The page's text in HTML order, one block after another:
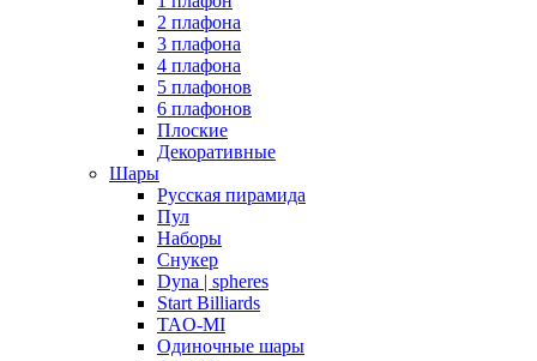
2 плафона
3 плафона
4 плафона
5 плафонов
6 плафонов
Плоские
Декоративные
Шары
Русская пирамида
Пул
Наборы
Снукер
Dyna | spheres
Start Billiards
TAO-MI
Одиночные шары